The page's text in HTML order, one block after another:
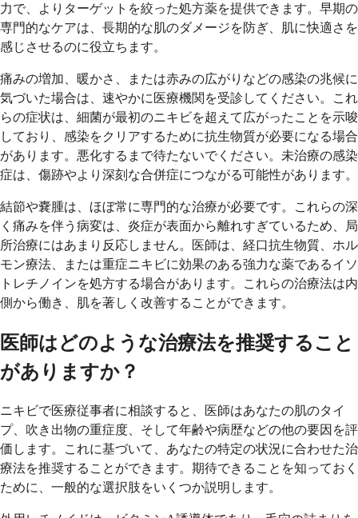
力で、よりターゲットを絞った処方薬を提供できます。早期の
専門的なケアは、長期的な肌のダメージを防ぎ、肌に快適さを
感じさせるのに役立ちます。
痛みの増加、暖かさ、または赤みの広がりなどの感染の兆候に
気づいた場合は、速やかに医療機関を受診してください。これ
らの症状は、細菌が最初のニキビを超えて広がったことを示唆
しており、感染をクリアするために抗生物質が必要になる場合
があります。悪化するまで待たないでください。未治療の感染
症は、傷跡やより深刻な合併症につながる可能性があります。
結節や嚢腫は、ほぼ常に専門的な治療が必要です。これらの深
く痛みを伴う病変は、炎症が表面から離れすぎているため、局
所治療にはあまり反応しません。医師は、経口抗生物質、ホル
モン療法、または重症ニキビに効果のある強力な薬であるイソ
トレチノインを処方する場合があります。これらの治療法は内
側から働き、肌を著しく改善することができます。
医師はどのような治療法を推奨すること
がありますか？
ニキビで医療従事者に相談すると、医師はあなたの肌のタイ
プ、吹き出物の重症度、そして年齢や病歴などの他の要因を評
価します。これに基づいて、あなたの特定の状況に合わせた治
療法を推奨することができます。期待できることを知っておく
ために、一般的な選択肢をいくつか説明します。